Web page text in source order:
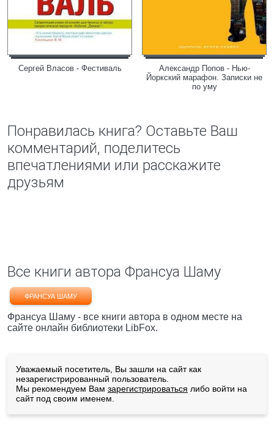
Сергей Власов - Фестиваль
Александр Попов - Нью-
Йоркский марафон. Записки не
по уму
Понравилась книга? Оставьте Ваш
комментарий, поделитесь
впечатлениями или расскажите
друзьям
Все книги автора Франсуа Шаму
ФРАНСУА ШАМУ
Франсуа Шаму - все книги автора в одном месте на
сайте онлайн библиотеки LibFox.
Уважаемый посетитель, Вы зашли на сайт как
незарегистрированный пользователь.
Мы рекомендуем Вам зарегистрироваться либо войти на
сайт под своим именем.